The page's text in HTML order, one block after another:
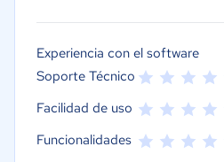
Experiencia con el software
Soporte Técnico
Facilidad de uso
Funcionalidades